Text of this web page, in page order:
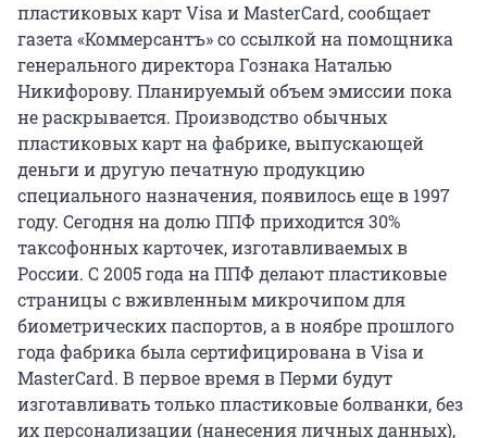
пластиковых карт Visa и MasterCard, сообщает
газета «Коммерсантъ» со ссылкой на помощника
генерального директора Гознака Наталью
Никифорову. Планируемый объем эмиссии пока
не раскрывается. Производство обычных
пластиковых карт на фабрике, выпускающей
деньги и другую печатную продукцию
специального назначения, появилось еще в 1997
году. Сегодня на долю ППФ приходится 30%
таксофонных карточек, изготавливаемых в
России. С 2005 года на ППФ делают пластиковые
страницы с вживленным микрочипом для
биометрических паспортов, а в ноябре прошлого
года фабрика была сертифицирована в Visa и
MasterCard. В первое время в Перми будут
изготавливать только пластиковые болванки, без
их персонализации (нанесения личных данных),